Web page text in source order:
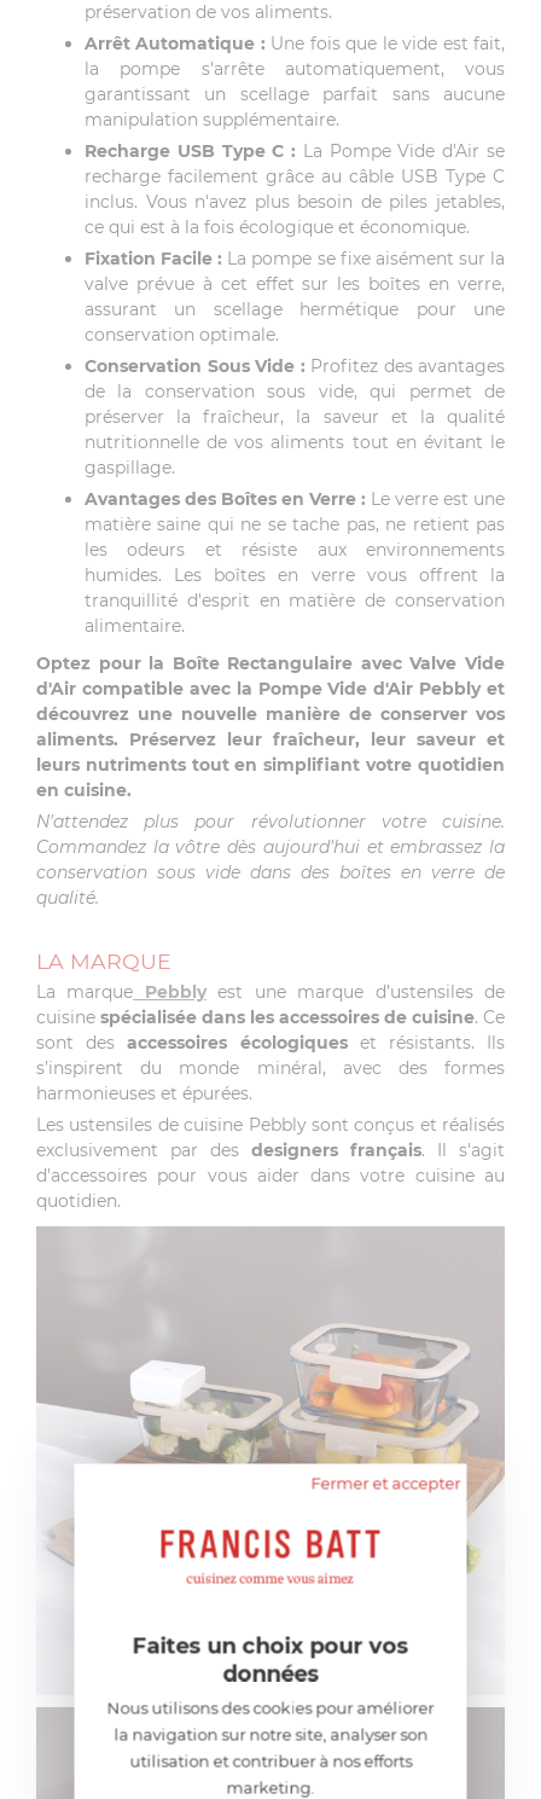
préservation de vos aliments.
Arrêt Automatique : Une fois que le vide est fait,
la pompe s'arrête automatiquement, vous
garantissant un scellage parfait sans aucune
manipulation supplémentaire.
Recharge USB Type C : La Pompe Vide d'Air se
recharge facilement grâce au câble USB Type C
inclus. Vous n'avez plus besoin de piles jetables,
ce qui est à la fois écologique et économique.
Fixation Facile : La pompe se fixe aisément sur la
valve prévue à cet effet sur les boîtes en verre,
assurant un scellage hermétique pour une
conservation optimale.
Conservation Sous Vide : Profitez des avantages
de la conservation sous vide, qui permet de
préserver la fraîcheur, la saveur et la qualité
nutritionnelle de vos aliments tout en évitant le
gaspillage.
Avantages des Boîtes en Verre : Le verre est une
matière saine qui ne se tache pas, ne retient pas
les odeurs et résiste aux environnements
humides. Les boîtes en verre vous offrent la
tranquillité d'esprit en matière de conservation
alimentaire.
Optez pour la Boîte Rectangulaire avec Valve Vide
d'Air compatible avec la Pompe Vide d'Air Pebbly et
découvrez une nouvelle manière de conserver vos
aliments. Préservez leur fraîcheur, leur saveur et
leurs nutriments tout en simplifiant votre quotidien
en cuisine.
N'attendez plus pour révolutionner votre cuisine.
Commandez la vôtre dès aujourd'hui et embrassez la
conservation sous vide dans des boîtes en verre de
qualité.
LA MARQUE
La marque Pebbly est une marque d’ustensiles de
cuisine spécialisée dans les accessoires de cuisine. Ce
sont desaccessoires écologiques et résistants. Ils
s’inspirent du monde minéral, avec des formes
harmonieuses et épurées.
Les ustensiles de cuisine Pebbly sont conçus et réalisés
exclusivement par des designers français. Il s'agit
d'accessoires pour vous aider dans votre cuisine au
quotidien.
Fermer et accepter
Faites un choix pour vos
données
Nous utilisons des cookies pour améliorer
la navigation sur notre site, analyser son
utilisation et contribuer à nos efforts
marketing.